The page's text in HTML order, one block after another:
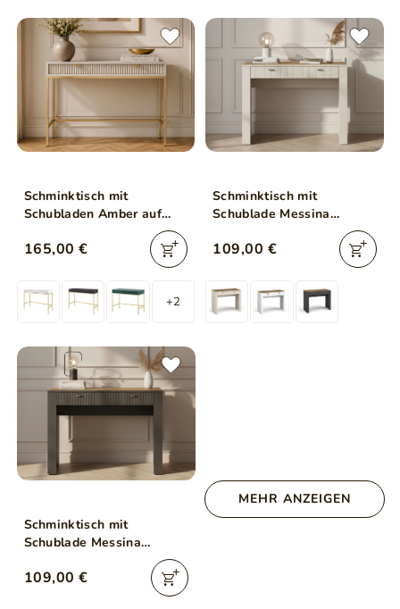
Schminktisch mit
Schubladen Amber auf
165,00 €
+2
Schminktisch mit
Schublade Messina
109,00 €
Schminktisch mit
Schublade Messina
109,00 €
MEHR ANZEIGEN